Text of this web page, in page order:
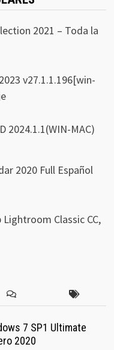
2021 – Toda la
v27.1.1.196[win-
2024.1.1(WIN-MAC)
2020 Full Español
Classic CC,
7 SP1 Ultimate
2020